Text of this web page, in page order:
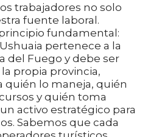
trabajadores no solo
fuente laboral.
fundamental:
pertenece a la
del Fuego y debe ser
propia provincia,
quién lo maneja, quién
y quién toma
activo estratégico para
Sabemos que cada